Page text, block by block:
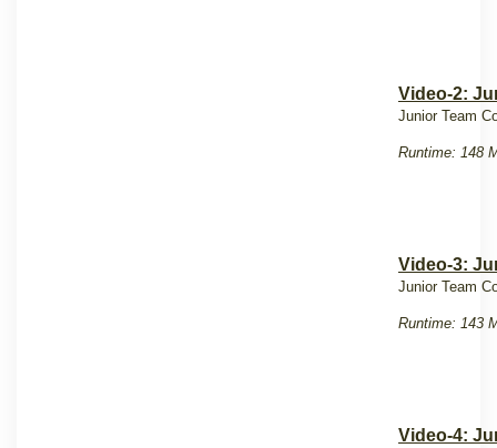
Video-2:
Junior Team
Runtime: 148
Video-3:
Junior Team
Runtime: 143
Video-4: